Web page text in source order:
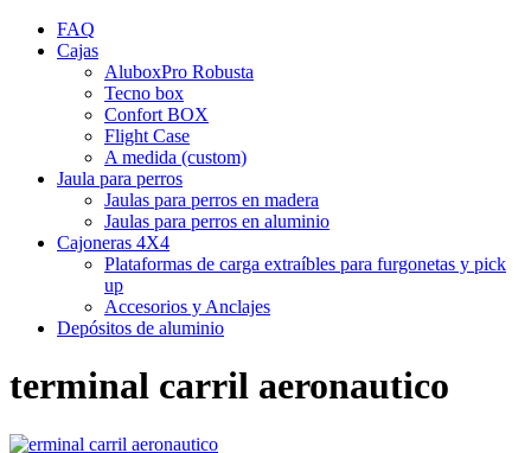
FAQ
Cajas
AluboxPro Robusta
Tecno box
Confort BOX
Flight Case
A medida (custom)
Jaula para perros
Jaulas para perros en madera
Jaulas para perros en aluminio
Cajoneras 4X4
Plataformas de carga extraíbles para furgonetas y pick
up
Accesorios y Anclajes
Depósitos de aluminio
terminal carril aeronautico